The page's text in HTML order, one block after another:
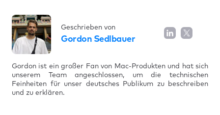
Geschrieben von
Gordon Sedlbauer
Gordon ist ein großer Fan von Mac-Produkten und hat sich
unserem Team angeschlossen, um die technischen
Feinheiten für unser deutsches Publikum zu beschreiben
und zu erklären.